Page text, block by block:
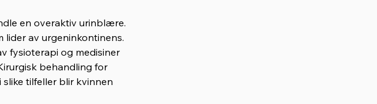
en overaktiv urinblære.
lider av urgeninkontinens.
fysioterapi og medisiner
behandling for
tilfeller blir kvinnen